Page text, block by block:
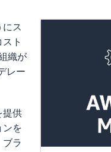
にス
ト
織が
レー
提供
ンを
ラ